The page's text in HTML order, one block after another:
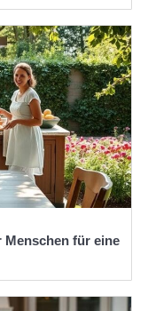
Menschen für eine